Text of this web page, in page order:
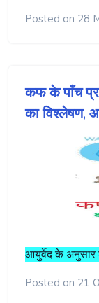
Posted on 28
कफ के पाँच
का विश्लेषण,
आयुर्वेद के अनुसार
Posted on 21